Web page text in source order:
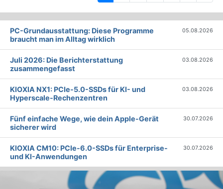
PC-Grundausstattung: Diese Programme
braucht man im Alltag wirklich
05.08.2026
Juli 2026: Die Bericht­erstattung
zusammengefasst
03.08.2026
KIOXIA NX1: PCIe-5.0-SSDs für KI- und
Hyperscale-Rechenzentren
03.08.2026
Fünf einfache Wege, wie dein Apple-Gerät
sicherer wird
30.07.2026
KIOXIA CM10: PCIe-6.0-SSDs für Enterprise-
und KI-Anwendungen
30.07.2026